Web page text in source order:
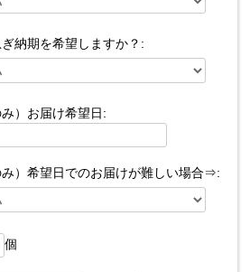
納期を希望しますか？:
）お届け希望日:
）希望日でのお届けが難しい場合⇒:
個